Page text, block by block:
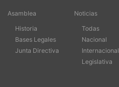
Asamblea
Historia
Bases Legales
Junta Directiva
Noticias
Todas
Nacional
Internacional
Legislativa